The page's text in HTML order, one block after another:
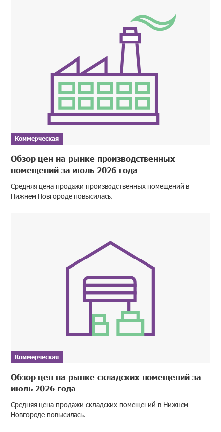
Коммерческая
Обзор цен на рынке производственных
помещений за июль 2026 года
Средняя цена продажи производственных помещений в
Нижнем Новгороде повысилась.
Коммерческая
Обзор цен на рынке складских помещений за
июль 2026 года
Средняя цена продажи складских помещений в Нижнем
Новгороде повысилась.